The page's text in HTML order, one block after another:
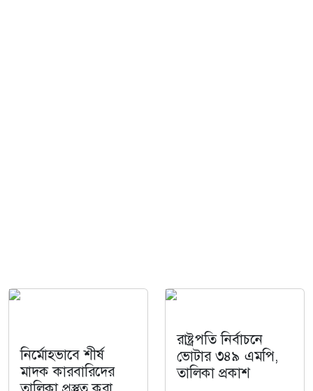
নির্মোহভাবে শীর্ষ
মাদক কারবারিদের
রাষ্ট্রপতি নির্বাচনে
ভোটার ৩৪৯ এমপি,
তালিকা প্রকাশ